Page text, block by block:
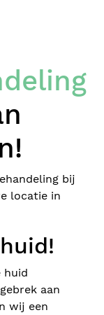
bij
locatie in
huid
aan
wij een